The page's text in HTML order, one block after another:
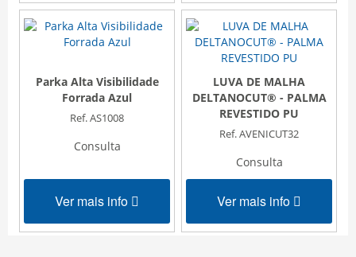
Parka Alta Visibilidade
Forrada Azul
Ref. AS1008
Consulta
Ver mais info
LUVA DE MALHA
DELTANOCUT® - PALMA
REVESTIDO PU
Ref. AVENICUT32
Consulta
Ver mais info